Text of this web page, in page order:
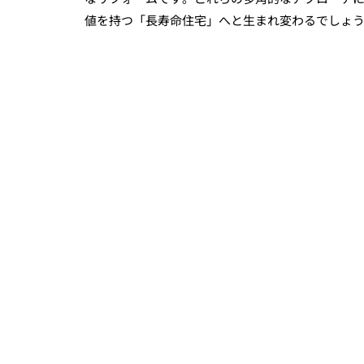
値を持つ「長寿命住宅」へと生まれ変わるでしょ